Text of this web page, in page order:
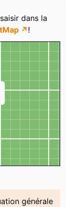
dans la
↗ !
générale